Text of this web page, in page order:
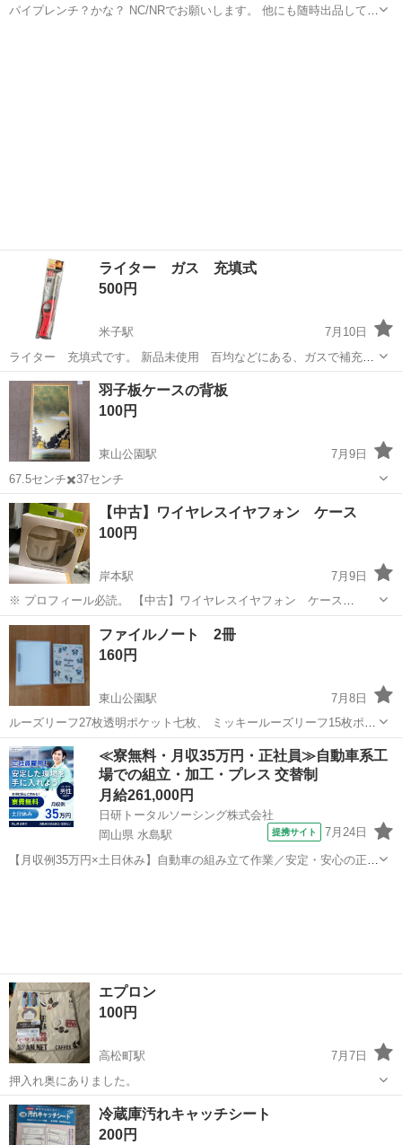
パイプレンチ？かな？ NC/NRでお願いします。 他にも随時出品して参
ライター ガス 充填式
500円
米子駅
7月10日
ライター 充填式です。 新品未使用 百均などにある、ガスで補充で
きるタイプです。 サイズは全長23cmです。 お墓参り 花火 蚊取り
線香 キャンプ キャンドル ローソクなどに ファイアスタータ
鳥取 米子市 米子駅 その他
羽子板ケースの背板
100円
東山公園駅
7月9日
67.5センチ✖️37センチ
鳥取 米子市 東山公園駅
【中古】ワイヤレスイヤフォン ケース
100円
岸本駅
7月9日
※ プロフィール必読。 【中古】ワイヤレスイヤフォン ケース
【色】ホワイト 購入して一度、出して試着程度 数秒付けただけで
す。 思ってたんと違うので お譲りします。 購入した時から・使用・
保管に伴う傷・汚...
鳥取 米子市 岸本駅 その他 ケース
ファイルノート 2冊
160円
東山公園駅
7月8日
ルーズリーフ27枚透明ポケット七枚、 ミッキールーズリーフ15枚ポケ
ット七枚 ポケット中古で折れなどあります
鳥取 米子市 東山公園駅 その他
≪寮無料・月収35万円・正社員≫自動車系工
場での組立・加工・プレス 交替制
月給261,000円
日研トータルソーシング株式会社
岡山県 水島駅
提携サイト 7月24日
【月収例35万円×土日休み】自動車の組み立て作業／安定・安心の正社
エプロン
100円
高松町駅
7月7日
押入れ奥にありました。
鳥取 境港市 高松町駅 エプロン
冷蔵庫汚れキャッチシート
200円